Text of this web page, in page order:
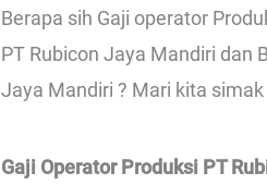
Berapa sih Gaji operator
PT Rubicon Jaya Mandiri dan
Jaya Mandiri ? Mari kita
Gaji Operator Produksi PT